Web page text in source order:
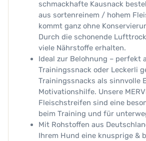
schmackhafte Kausnack
aus sortenreinem / hohem
kommt ganz ohne
Durch die schonende
viele Nährstoffe erhalten.
Ideal zur Belohnung – perfekt
Trainingssnack oder Leckerli
Trainingssnacks als sinnvolle
Motivationshilfe. Unsere
Fleischstreifen sind eine
beim Training und für
Mit Rohstoffen aus
Ihrem Hund eine knusprige &